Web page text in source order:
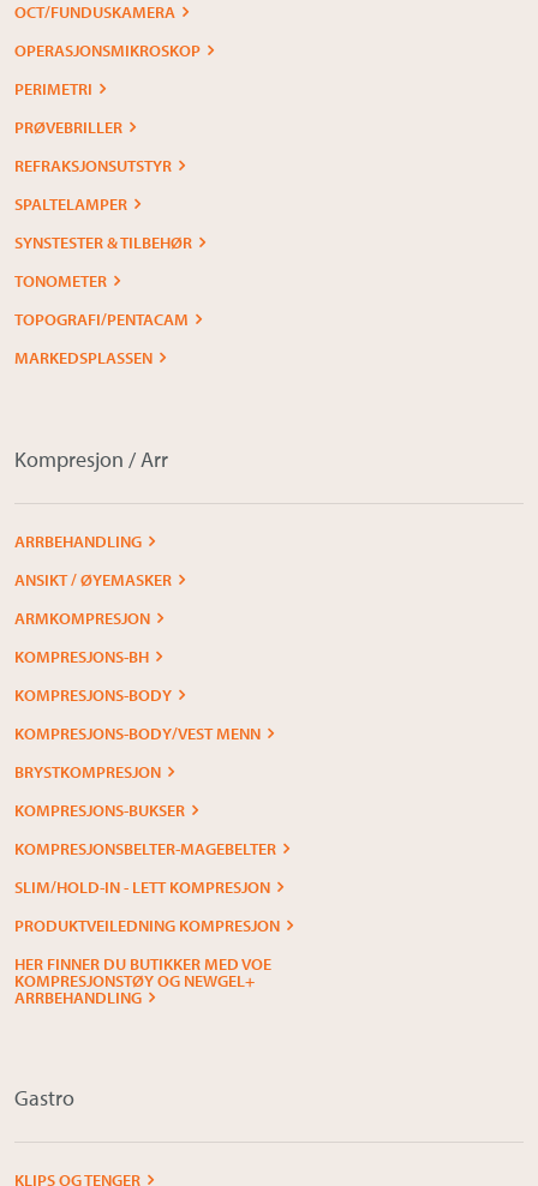
OCT/FUNDUSKAMERA
OPERASJONSMIKROSKOP
PERIMETRI
PRØVEBRILLER
REFRAKSJONSUTSTYR
SPALTELAMPER
SYNSTESTER & TILBEHØR
TONOMETER
TOPOGRAFI/PENTACAM
MARKEDSPLASSEN
Kompresjon / Arr
ARRBEHANDLING
ANSIKT / ØYEMASKER
ARMKOMPRESJON
KOMPRESJONS-BH
KOMPRESJONS-BODY
KOMPRESJONS-BODY/VEST MENN
BRYSTKOMPRESJON
KOMPRESJONS-BUKSER
KOMPRESJONSBELTER-MAGEBELTER
SLIM/HOLD-IN - LETT KOMPRESJON
PRODUKTVEILEDNING KOMPRESJON
HER FINNER DU BUTIKKER MED VOE
KOMPRESJONSTØY OG NEWGEL+
ARRBEHANDLING
Gastro
KLIPS OG TENGER